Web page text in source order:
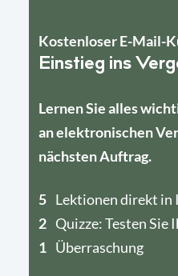
Kostenloser E-Mail-
Einstieg ins
Lernen Sie alles
an elektronischen
nächsten Auftrag.
5 Lektionen direkt in
2 Quizze: Testen Sie
1 Überraschung
4
1